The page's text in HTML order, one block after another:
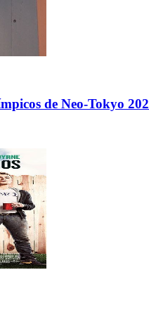
de Neo-Tokyo